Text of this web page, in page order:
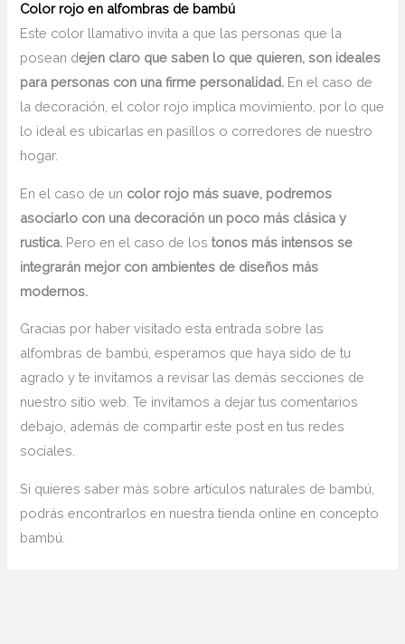
Color rojo en alfombras de bambú
Este color llamativo invita a que las personas que la
posean dejen claro que saben lo que quieren, son ideales
para personas con una firme personalidad. En el caso de
la decoración, el color rojo implica movimiento, por lo que
lo ideal es ubicarlas en pasillos o corredores de nuestro
hogar.
En el caso de un color rojo más suave, podremos
asociarlo con una decoración un poco más clásica y
rustica. Pero en el caso de lostonos más intensos se
integrarán mejor con ambientes de diseños más
modernos.
Gracias por haber visitado esta entrada sobre las
alfombras de bambú, esperamos que haya sido de tu
agrado y te invitamos a revisar las demás secciones de
nuestro sitio web. Te invitamos a dejar tus comentarios
debajo, además de compartir este post en tus redes
sociales.
Si quieres saber más sobre artículos naturales de bambú,
podrás encontrarlos en nuestra tienda online en concepto
bambú.